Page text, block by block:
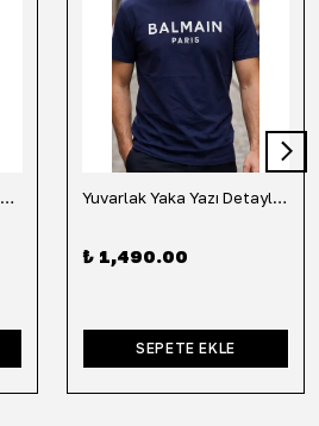
Yuvarlak Yaka Küçük Fügür Detaylı Tişört-Siyah Yuvarlak Yaka Yazı Detaylı Tişört-Lacivert
₺ 1,490.00
SEPETE EKLE